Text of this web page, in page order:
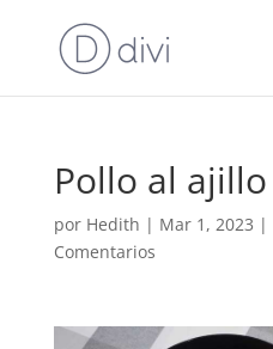
Pollo al ajillo
por Hedith | Mar 1, 2023 |
Comentarios